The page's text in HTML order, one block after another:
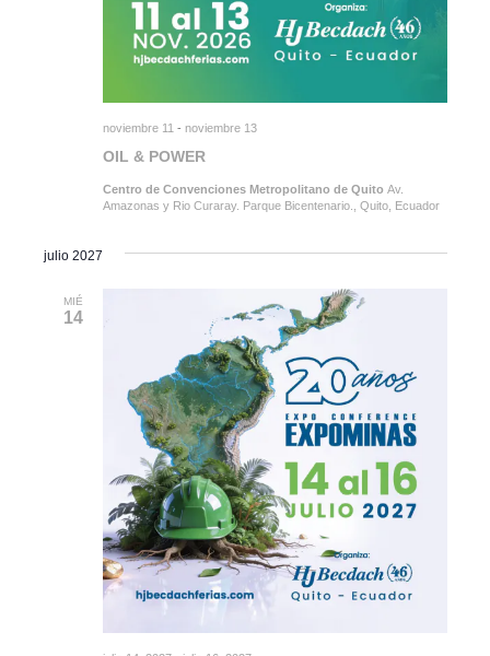
OIL & POWER
noviembre 11 - noviembre 13
Centro de Convenciones Metropolitano de Quito Av.
Amazonas y Rio Curaray. Parque Bicentenario., Quito, Ecuador
julio 2027
MIÉ
14